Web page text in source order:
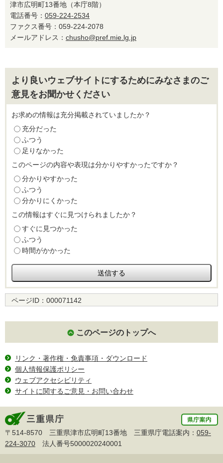
津市広明町13番地（本庁8階）
電話番号： 059-224-2534
ファクス番号：059-224-2078
メールアドレス： chusho@pref.mie.lg.jp
より良いウェブサイトにするためにみなさまのご
意見をお聞かせください
お求めの情報は充分掲載されていましたか？
充分だった
ふつう
足りなかった
このページの内容や表現は分かりやすかったですか？
分かりやすかった
ふつう
分かりにくかった
この情報はすぐに見つけられましたか？
すぐに見つかった
ふつう
時間がかかった
ページID： 000071142
このページのトップへ
リンク・著作権・免責事項・ダウンロード
個人情報保護ポリシー
ウェブアクセシビリティ
サイトに関するご意見・お問い合わせ
〒514-8570 三重県津市広明町13番地 三重県庁電話案内： 059-
224-3070 法人番号5000020240001